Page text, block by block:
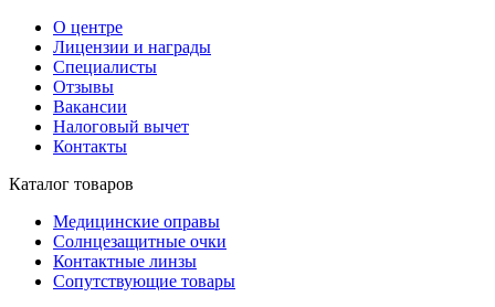
О центре
Лицензии и награды
Специалисты
Отзывы
Вакансии
Налоговый вычет
Контакты
Каталог товаров
Медицинские оправы
Солнцезащитные очки
Контактные линзы
Сопутствующие товары